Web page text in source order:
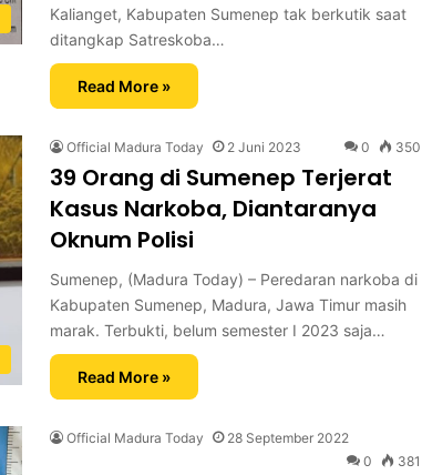
Kalianget, Kabupaten Sumenep tak berkutik saat
ditangkap Satreskoba…
Read More »
Official Madura Today 2 Juni 2023 0 350
39 Orang di Sumenep Terjerat
Kasus Narkoba, Diantaranya
Oknum Polisi
Sumenep, (Madura Today) – Peredaran narkoba di
Kabupaten Sumenep, Madura, Jawa Timur masih
marak. Terbukti, belum semester I 2023 saja…
Read More »
Official Madura Today
28 September 2022
0
381